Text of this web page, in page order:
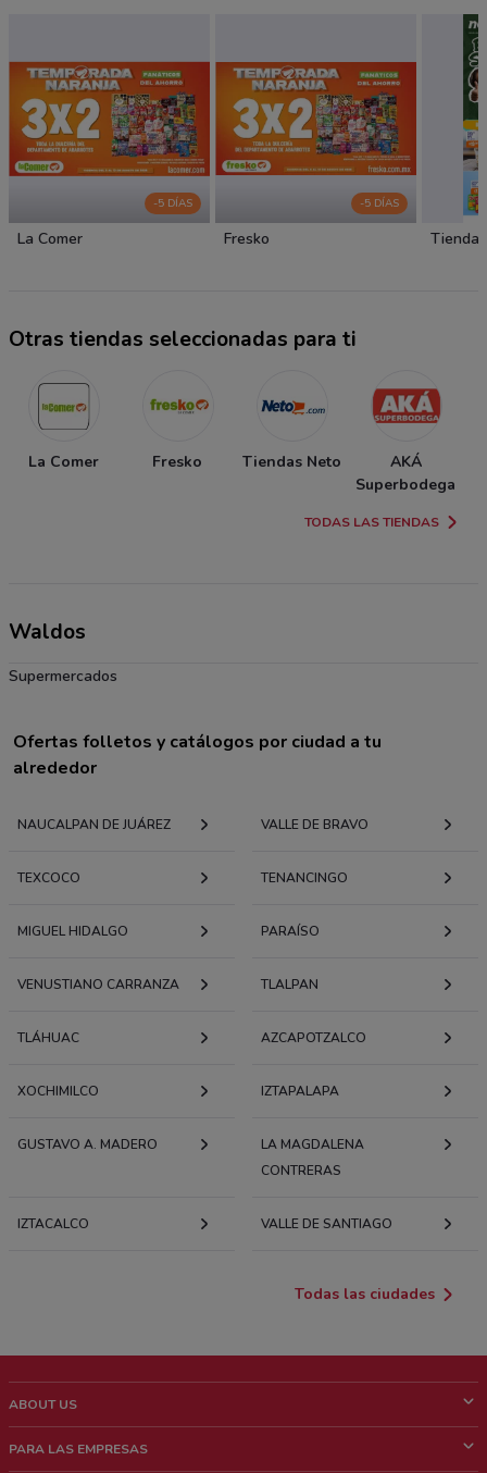
-5 DÍAS
La Comer
-5 DÍAS
Fresko
Otras tiendas seleccionadas para ti
La Comer Fresko Tiendas Neto
AKÁ
Superbodega
TODAS LAS TIENDAS
Waldos
Supermercados
Ofertas folletos y catálogos por ciudad a tu
alrededor
NAUCALPAN DE JUÁREZ VALLE DE BRAVO
TEXCOCO TENANCINGO
MIGUEL HIDALGO PARAÍSO
VENUSTIANO CARRANZA TLALPAN
TLÁHUAC AZCAPOTZALCO
XOCHIMILCO IZTAPALAPA
GUSTAVO A. MADERO
LA MAGDALENA
CONTRERAS
IZTACALCO VALLE DE SANTIAGO
Todas las ciudades
ABOUT US
PARA LAS EMPRESAS